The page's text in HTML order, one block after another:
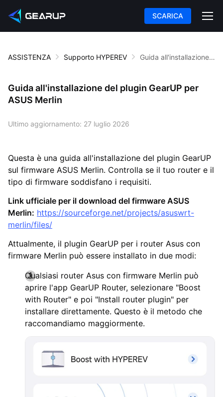
SCARICA
ASSISTENZA Supporto HYPEREV Guida all'installazione del plugin GearUP per ASUS Merlin
Guida all'installazione del plugin GearUP per
ASUS Merlin
Ultimo aggiornamento: 27 luglio 2026
Questa è una guida all'installazione del plugin GearUP
sul firmware ASUS Merlin. Controlla se il tuo router e il
tipo di firmware soddisfano i requisiti.
Link ufficiale per il download del firmware ASUS
Merlin: https://sourceforge.net/projects/asuswrt-
merlin/files/
Attualmente, il plugin GearUP per i router Asus con
firmware Merlin può essere installato in due modi:
Qualsiasi router Asus con firmware Merlin può
aprire l'app GearUP Router, selezionare "Boost
with Router" e poi "Install router plugin" per
installare direttamente. Questo è il metodo che
raccomandiamo maggiormente.